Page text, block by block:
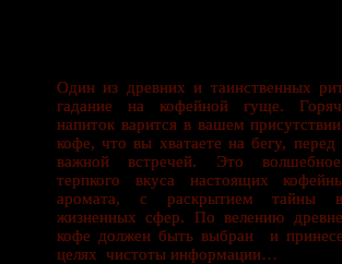
Один из древних и таинственных
гадание на кофейной гуще.
напиток варится в вашем
кофе, что вы хватаете на бегу, перед
важной встречей. Это волшебное
терпкого вкуса настоящих
аромата, с раскрытием тайны
жизненных сфер. По велению
кофе должен быть выбран и
целях чистоты информации…